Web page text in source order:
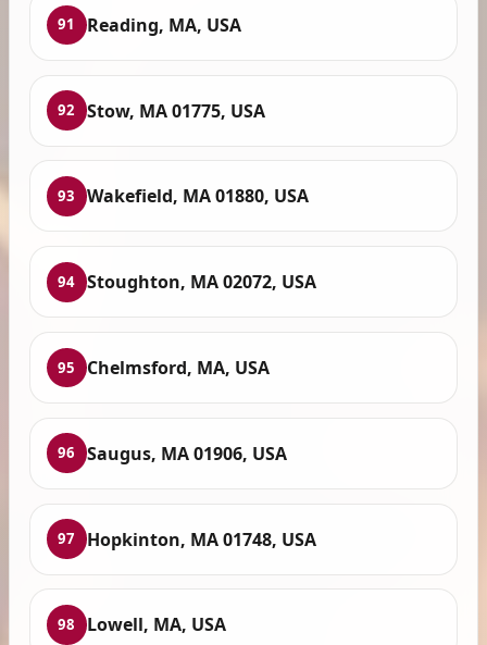
91 Reading, MA, USA
92 Stow, MA 01775, USA
93 Wakefield, MA 01880, USA
94 Stoughton, MA 02072, USA
95 Chelmsford, MA, USA
96 Saugus, MA 01906, USA
97 Hopkinton, MA 01748, USA
98 Lowell, MA, USA